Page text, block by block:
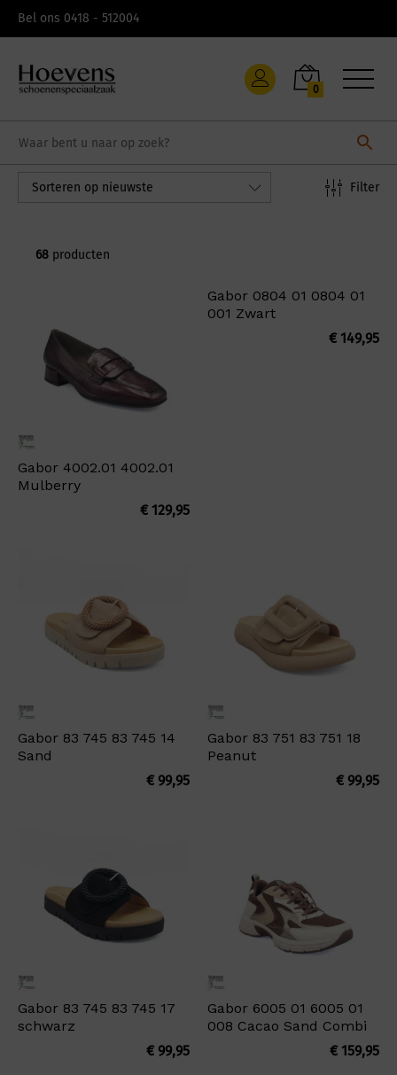
Bel ons 0418 - 512004
0
Filter
Sorteren op nieuwste
68 producten
Gabor 4002.01 4002.01
Mulberry
€129,95
Gabor 0804 01 0804 01
001 Zwart
€149,95
Gabor 83 745 83 745 14
Sand
€99,95
Gabor 83 751 83 751 18
Peanut
€99,95
Gabor 83 745 83 745 17
schwarz
€99,95
Gabor 6005 01 6005 01
008 Cacao Sand Combi
€159,95